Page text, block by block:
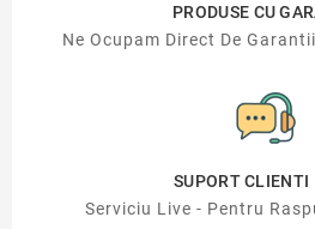
PRODUSE CU
Ne Ocupam Direct De
SUPORT CLIENTI
Serviciu Live - Pentru